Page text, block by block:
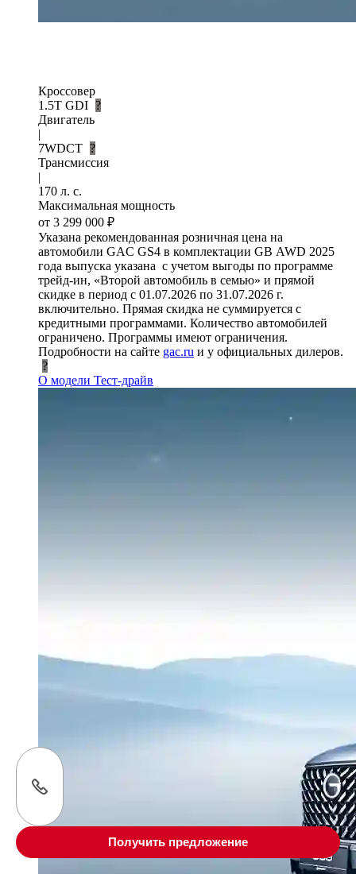
Кроссовер
1.5T GDI ?
Двигатель
|
7WDCT ?
Трансмиссия
|
170 л. с.
Максимальная мощность
от 3 299 000 ₽
Указана рекомендованная розничная цена на
автомобили GAC GS4 в комплектации GB AWD 2025
года выпуска указана с учетом выгоды по программе
трейд-ин, «Второй автомобиль в семью» и прямой
скидке в период с 01.07.2026 по 31.07.2026 г.
включительно. Прямая скидка не суммируется с
кредитными программами. Количество автомобилей
ограничено. Программы имеют ограничения.
Подробности на сайте gac.ru и у официальных дилеров.
?
О модели Тест-драйв
Получить предложение